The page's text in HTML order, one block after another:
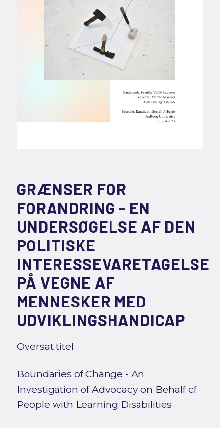
GRÆNSER FOR
FORANDRING - EN
UNDERSØGELSE AF DEN
POLITISKE
INTERESSEVARETAGELSE
PÅ VEGNE AF
MENNESKER MED
UDVIKLINGSHANDICAP
Oversat titel
Boundaries of Change - An
Investigation of Advocacy on Behalf of
People with Learning Disabilities